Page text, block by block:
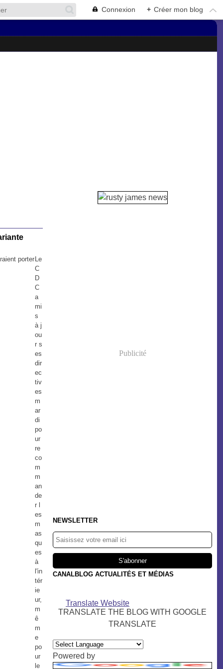
Connexion + Créer mon blog
Le
C
D
C
a
mi
s
à j
ou
r s
es
dir
ec
tiv
es
m
ar
di
po
ur
re
co
m
m
an
de
r l
es
m
as
qu
es
à
l'in
tér
ie
ur,
m
ê
m
e
po
ur
le
Publicité
NEWSLETTER
CANALBLOG ACTUALITÉS ET MÉDIAS
Translate Website
TRANSLATE THE BLOG WITH GOOGLE
TRANSLATE
Powered by